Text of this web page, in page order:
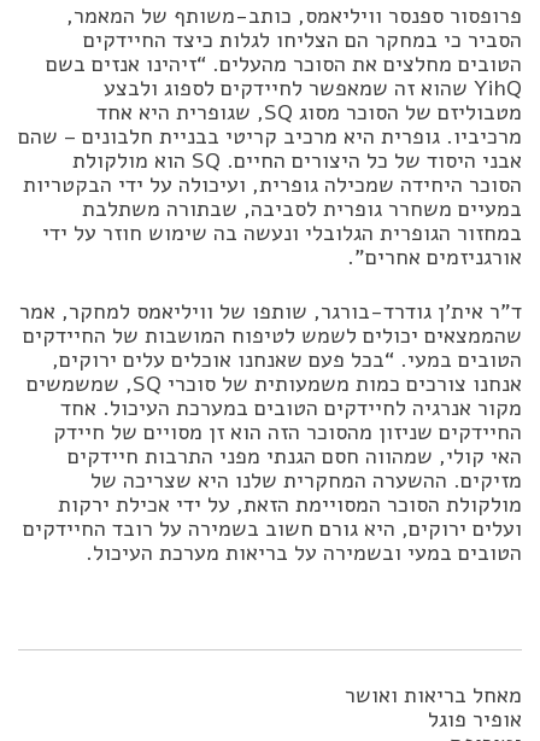
פרופסור ספנסר וויליאמס, כותב-משותף של המאמר,
הסביר כי במחקר הם הצליחו לגלות כיצד החיידקים
הטובים מחלצים את הסוכר מהעלים. “זיהינו אנזים בשם
YihQ שהוא זה שמאפשר לחיידקים לספוג ולבצע
מטבוליזם של הסוכר מסוג SQ, שגופרית היא אחד
מרכיביו. גופרית היא מרכיב קריטי בבניית חלבונים – שהם
אבני היסוד של כל היצורים החיים. SQ הוא מולקולת
הסוכר היחידה שמכילה גופרית, ועיכולה על ידי הבקטריות
במעיים משחרר גופרית לסביבה, שבתורה משתלבת
במחזור הגופרית הגלובלי ונעשה בה שימוש חוזר על ידי
אורגניזמים אחרים”.
ד”ר אית’ן גודרד-בורגר, שותפו של וויליאמס למחקר, אמר
שהממצאים יכולים לשמש לטיפוח המושבות של החיידקים
הטובים במעי. “בכל פעם שאנחנו אוכלים עלים ירוקים,
אנחנו צורכים כמות משמעותית של סוכרי SQ, שמשמשים
מקור אנרגיה לחיידקים הטובים במערכת העיכול. אחד
החיידקים שניזון מהסוכר הזה הוא זן מסויים של חיידק
האי קולי, שמהווה חסם הגנתי מפני התרבות חיידקים
מזיקים. ההשערה המחקרית שלנו היא שצריכה של
מולקולת הסוכר המסויימת הזאת, על ידי אכילת ירקות
ועלים ירוקים, היא גורם חשוב בשמירה על רובד החיידקים
הטובים במעי ובשמירה על בריאות מערכת העיכול.
מאחל בריאות ואושר
אופיר פוגל